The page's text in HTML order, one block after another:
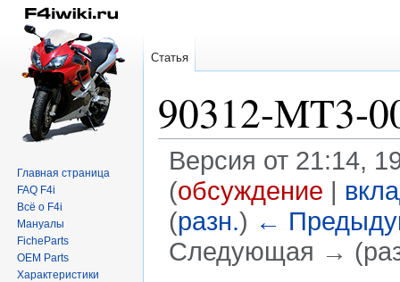
90312-MT3-
Версия от 21:14,
(обсуждение |
(разн.) ←
Следующая →
Статья
Главная страница
FAQ F4i
Всё о F4i
Мануалы
FicheParts
OEM Parts
Характеристики